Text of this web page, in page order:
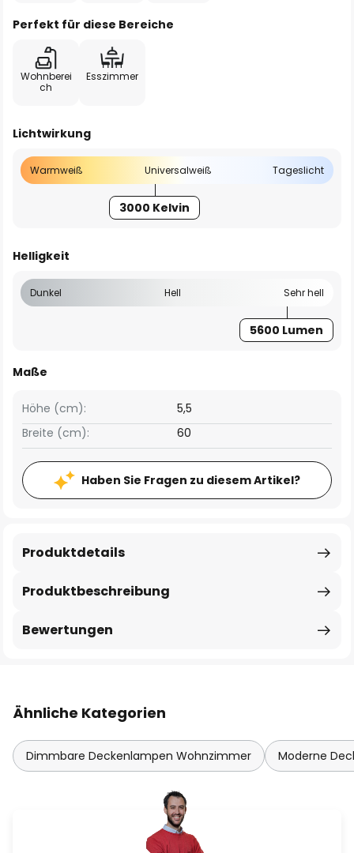
Perfekt für diese Bereiche
Wohnberei
ch
Esszimmer
Lichtwirkung
Warmweiß Universalweiß Tageslicht
3000 Kelvin
Helligkeit
Dunkel Hell Sehr hell
5600 Lumen
Maße
Breite (cm): 60
Höhe (cm): 5,5
Haben Sie Fragen zu diesem Artikel?
Produktbeschreibung
Produktdetails
Bewertungen
Ähnliche Kategorien
Dimmbare Deckenlampen Wohnzimmer Moderne